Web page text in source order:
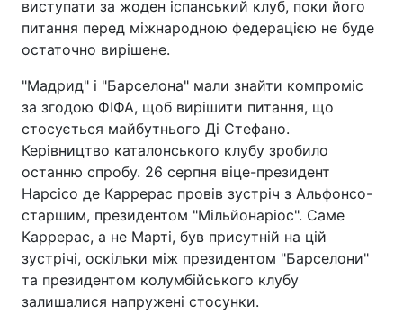
виступати за жоден іспанський клуб, поки його
питання перед міжнародною федерацією не буде
остаточно вирішене.
"Мадрид" і "Барселона" мали знайти компроміс
за згодою ФІФА, щоб вирішити питання, що
стосується майбутнього Ді Стефано.
Керівництво каталонського клубу зробило
останню спробу. 26 серпня віце-президент
Нарсісо де Каррерас провів зустріч з Альфонсо-
старшим, президентом "Мільйонаріос". Саме
Каррерас, а не Марті, був присутній на цій
зустрічі, оскільки між президентом "Барселони"
та президентом колумбійського клубу
залишалися напружені стосунки.